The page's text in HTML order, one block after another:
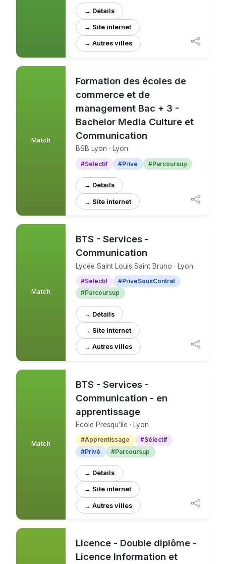
→ Détails
→ Site internet
Match
Formation des écoles de
commerce et de
management Bac + 3 -
Bachelor Media Culture et
Communication
BSB Lyon · Lyon
#Sélectif #Privé #Parcoursup
→ Détails
→ Site internet
Match
BTS - Services -
Communication
Lycée Saint Louis Saint Bruno · Lyon
#Sélectif
#PrivéSousContrat
#Parcoursup
→ Détails
→ Site internet
Match
BTS - Services -
Communication - en
apprentissage
Ecole Presqu'île · Lyon
#Apprentissage
#Sélectif
#Privé
#Parcoursup
→ Détails
→ Site internet
Licence - Double diplôme -
Licence Information et